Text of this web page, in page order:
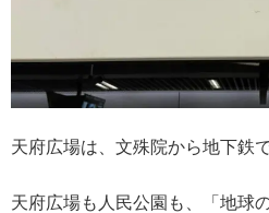
天府広場は、文殊院から地下鉄で
天府広場も人民公園も、「地球